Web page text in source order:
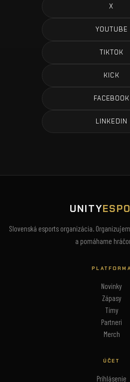
X
YOUTUBE
TIKTOK
KICK
FACEBOOK
LINKEDIN
UNITY
Slovenská esports organizácia.
a pomáhame
Novinky
Zápasy
Tímy
Partneri
Merch
ÚČET
Prihlásenie